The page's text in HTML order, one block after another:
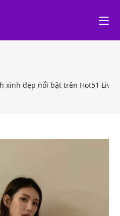
xinh đẹp nổi bật trên Hot51 Live